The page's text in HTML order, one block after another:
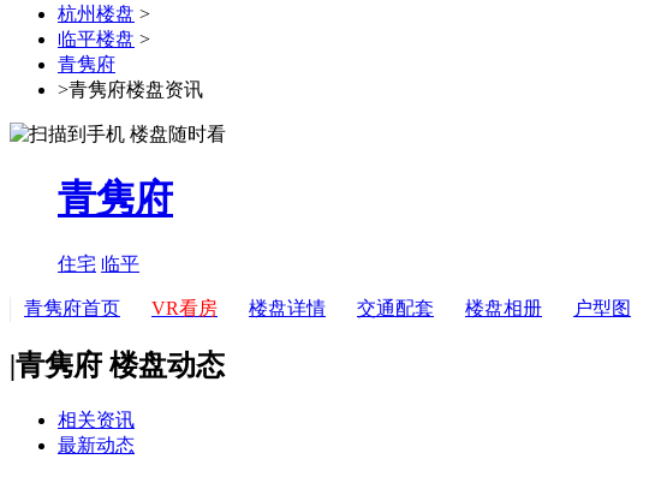
杭州楼盘 >
临平楼盘 >
青隽府
>青隽府楼盘资讯
青隽府
住宅 临平
青隽府首页 VR看房 楼盘详情 交通配套 楼盘相册 户型图
|青隽府 楼盘动态
相关资讯
最新动态